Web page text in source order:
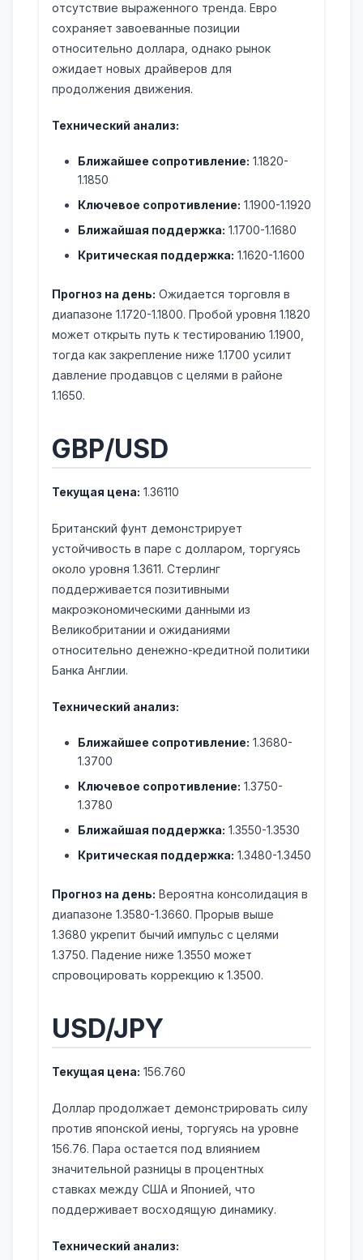
отсутствие выраженного тренда. Евро
сохраняет завоеванные позиции
относительно доллара, однако рынок
ожидает новых драйверов для
продолжения движения.
Технический анализ:
Ближайшее сопротивление: 1.1820-
1.1850
Ключевое сопротивление: 1.1900-1.1920
Ближайшая поддержка: 1.1700-1.1680
Критическая поддержка: 1.1620-1.1600
Прогноз на день: Ожидается торговля в
диапазоне 1.1720-1.1800. Пробой уровня 1.1820
может открыть путь к тестированию 1.1900,
тогда как закрепление ниже 1.1700 усилит
давление продавцов с целями в районе
1.1650.
GBP/USD
Текущая цена: 1.36110
Британский фунт демонстрирует
устойчивость в паре с долларом, торгуясь
около уровня 1.3611. Стерлинг
поддерживается позитивными
макроэкономическими данными из
Великобритании и ожиданиями
относительно денежно-кредитной политики
Банка Англии.
Технический анализ:
Ближайшее сопротивление: 1.3680-
1.3700
Ключевое сопротивление: 1.3750-
1.3780
Ближайшая поддержка: 1.3550-1.3530
Критическая поддержка: 1.3480-1.3450
Прогноз на день: Вероятна консолидация в
диапазоне 1.3580-1.3660. Прорыв выше
1.3680 укрепит бычий импульс с целями
1.3750. Падение ниже 1.3550 может
спровоцировать коррекцию к 1.3500.
USD/JPY
Текущая цена: 156.760
Доллар продолжает демонстрировать силу
против японской иены, торгуясь на уровне
156.76. Пара остается под влиянием
значительной разницы в процентных
ставках между США и Японией, что
поддерживает восходящую динамику.
Технический анализ: